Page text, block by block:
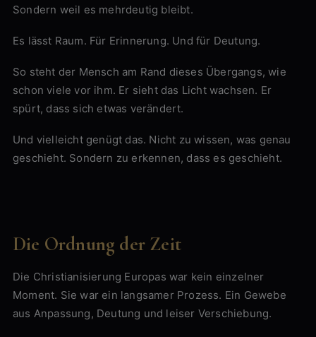
Sondern weil es mehrdeutig bleibt.
Es lässt Raum. Für Erinnerung. Und für Deutung.
So steht der Mensch am Rand dieses Übergangs, wie
schon viele vor ihm. Er sieht das Licht wachsen. Er
spürt, dass sich etwas verändert.
Und vielleicht genügt das. Nicht zu wissen, was genau
geschieht. Sondern zu erkennen, dass es geschieht.
Die Ordnung der Zeit
Die Christianisierung Europas war kein einzelner
Moment. Sie war ein langsamer Prozess. Ein Gewebe
aus Anpassung, Deutung und leiser Verschiebung.